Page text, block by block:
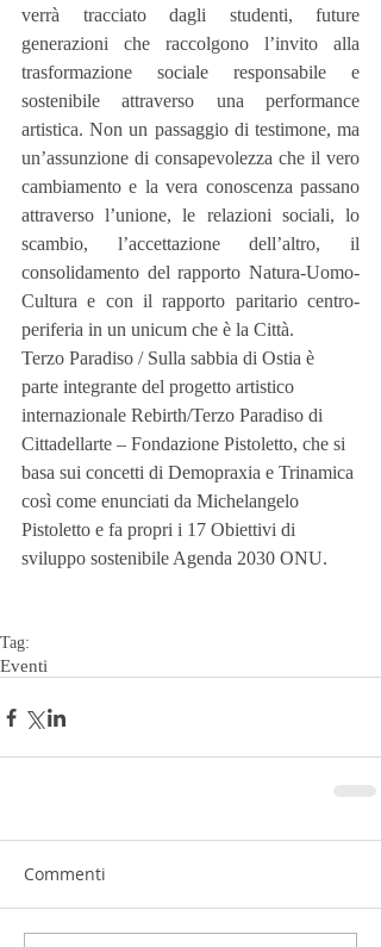
verrà tracciato dagli studenti, future
generazioni che raccolgono l’invito alla
trasformazione sociale responsabile e
sostenibile attraverso una performance
artistica. Non un passaggio di testimone, ma
un’assunzione di consapevolezza che il vero
cambiamento e la vera conoscenza passano
attraverso l’unione, le relazioni sociali, lo
scambio, l’accettazione dell’altro, il
consolidamento del rapporto Natura-Uomo-
Cultura e con il rapporto paritario centro-
periferia in un unicum che è la Città.
Terzo Paradiso / Sulla sabbia di Ostia è
parte integrante del progetto artistico
internazionale Rebirth/Terzo Paradiso di
Cittadellarte – Fondazione Pistoletto, che si
basa sui concetti di Demopraxia e Trinamica
così come enunciati da Michelangelo
Pistoletto e fa propri i 17 Obiettivi di
sviluppo sostenibile Agenda 2030 ONU.
Tag:
Eventi
Commenti